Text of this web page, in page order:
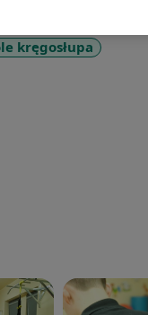
kręgosłupa